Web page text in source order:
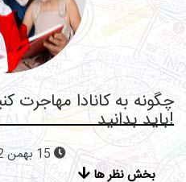
چگونه به کانادا مهاجرت
باید بدانید!
بخش نظر ها